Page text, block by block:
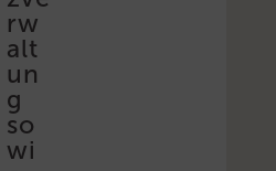
rw
alt
un
g
so
wi